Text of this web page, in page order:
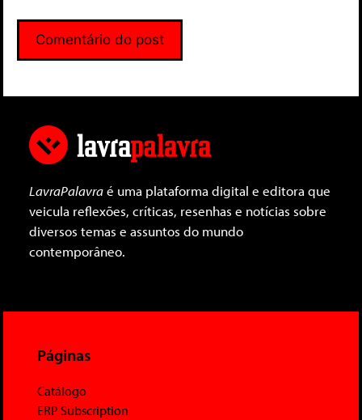
LavraPalavraé uma plataforma digital e editora que
veicula reflexões, críticas, resenhas e notícias sobre
diversos temas e assuntos do mundo
contemporâneo.
Páginas
Catálogo
ERP Subscription